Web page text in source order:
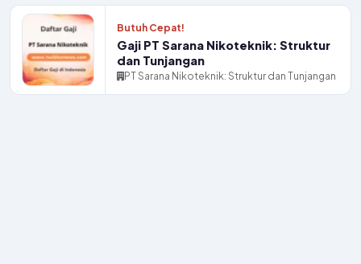
Butuh Cepat!
Gaji PT Sarana Nikoteknik: Struktur
dan Tunjangan
PT Sarana Nikoteknik: Struktur dan Tunjangan